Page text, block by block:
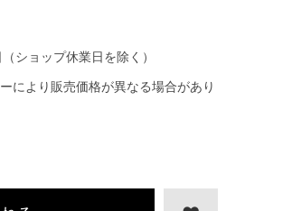
により販売価格が異なる場合があり
ショップ休業日を除く）